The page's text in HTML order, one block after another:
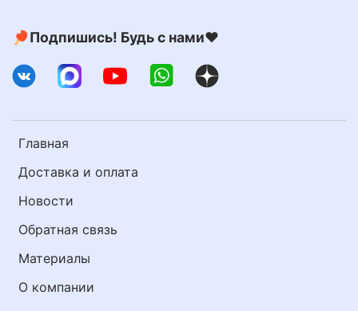
Главная
Доставка и оплата
Новости
Обратная связь
Материалы
О компании
🏓Подпишись! Будь с нами❤️